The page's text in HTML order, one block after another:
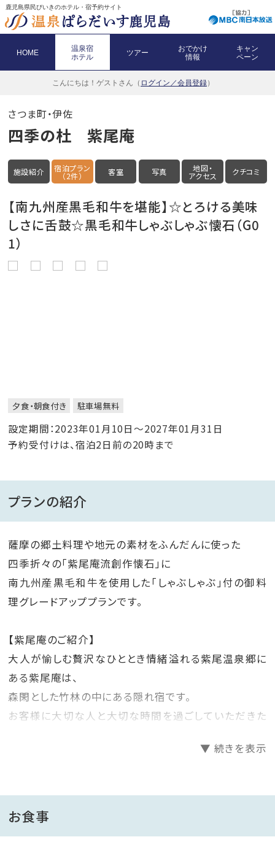
鹿児島県民びいきのホテル・宿予約サイト
HOME
温泉宿
ホテル
ツアー
おでかけ
情報
キャン
ペーン
こんにちは！ ゲストさん（ ログイン／会員登録）
さつま町・伊佐
四季の杜 紫尾庵
施設紹介 宿泊プラン
（2件） 客室 写真 地図・
アクセス クチコミ
【南九州産黒毛和牛を堪能】☆とろける美味
しさに舌鼓☆黒毛和牛しゃぶしゃぶ懐石（G0
1）
夕食・朝食付き 駐車場無料
設定期間：2023年01月10日～2027年01月31日
予約受付けは、宿泊2日前の20時まで
プランの紹介
薩摩の郷土料理や地元の素材をふんだんに使った
四季折々の「紫尾庵流創作懐石」に
南九州産黒毛和牛を使用した「しゃぶしゃぶ」付の御料
理グレードアッププランです。
【紫尾庵のご紹介】
大人が愉しむ贅沢なひととき情緒溢れる紫尾温泉郷に
ある紫尾庵は、
森閑とした竹林の中にある隠れ宿です。
お客様に大切な人と大切な時間を過ごしていただきた
お部屋はわずか8室しか無い贅沢な造りとなっておりま
日頃の喧噪を忘れ、なにものにも邪魔をされない時間
の中で、
▼ 続きを表示
お食事